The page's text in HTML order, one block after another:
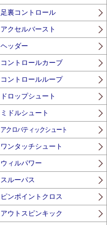
足裏コントロール
アクセルバースト
ヘッダー
コントロールカーブ
コントロールループ
ドロップシュート
ミドルシュート
アクロバティックシュート
ワンタッチシュート
ウィルパワー
スルーパス
ピンポイントクロス
アウトスピンキック